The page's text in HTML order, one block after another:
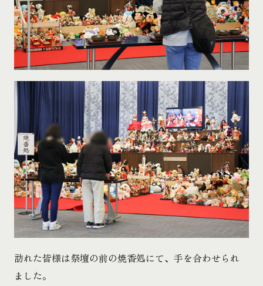
訪れた皆様は祭壇の前の焼香処にて、手を合わせられ
ました。